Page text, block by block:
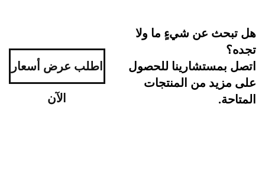
عن شيءٍ ما ولا
بمستشارينا للحصول
مزيد من المنتجات
اطلب عرض أسعار